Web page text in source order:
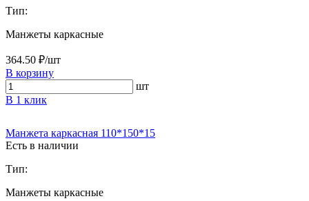
Тип:
Манжеты каркасные
364.50 ₽/шт
В корзину
шт
В 1 клик
Манжета каркасная 110*150*15
Есть в наличии
Тип:
Манжеты каркасные